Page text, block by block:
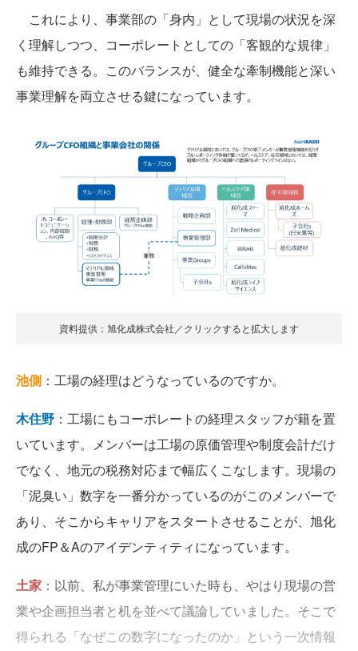
これにより、事業部の「身内」として現場の状況を深
く理解しつつ、コーポレートとしての「客観的な規律」
も維持できる。このバランスが、健全な牽制機能と深い
事業理解を両立させる鍵になっています。
資料提供：旭化成株式会社／クリックすると拡大します
池側 ：工場の経理はどうなっているのですか。
木住野 ：工場にもコーポレートの経理スタッフが籍を置
いています。メンバーは工場の原価管理や制度会計だけ
でなく、地元の税務対応まで幅広くこなします。現場の
「泥臭い」数字を一番分かっているのがこのメンバーで
あり、そこからキャリアをスタートさせることが、旭化
成のFP＆Aのアイデンティティになっています。
土家 ：以前、私が事業管理にいた時も、やはり現場の営
業や企画担当者と机を並べて議論していました。そこで
得られる「なぜこの数字になったのか」という一次情報